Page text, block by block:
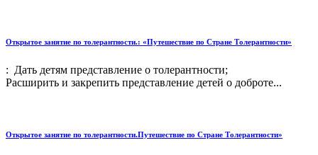
Открытое занятие по толерантности.: «Путешествие по Стране Толерантности»
: Дать детям представление о толерантности;
Расширить и закрепить представление детей о доброте...
Открытое занятие по толерантности.Путешествие по Стране Толерантности»